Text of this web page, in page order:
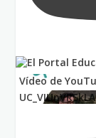
Vídeo de